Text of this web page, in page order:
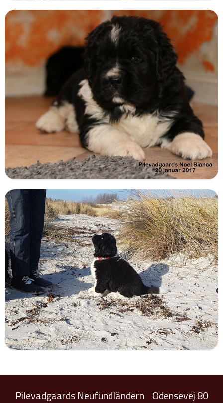
Pilevadgaards Neufundländern Odensevej 80